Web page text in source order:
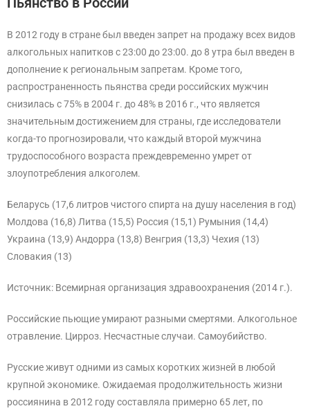
В 2012 году в стране был введен запрет на продажу всех видов
алкогольных напитков с 23:00 до 23:00. до 8 утра был введен в
дополнение к региональным запретам. Кроме того,
распространенность пьянства среди российских мужчин
снизилась с 75% в 2004 г. до 48% в 2016 г., что является
значительным достижением для страны, где исследователи
когда-то прогнозировали, что каждый второй мужчина
трудоспособного возраста преждевременно умрет от
злоупотребления алкоголем.
Беларусь (17,6 литров чистого спирта на душу населения в год)
Молдова (16,8) Литва (15,5) Россия (15,1) Румыния (14,4)
Украина (13,9) Андорра (13,8) Венгрия (13,3) Чехия (13)
Словакия (13)
Источник: Всемирная организация здравоохранения (2014 г.).
Российские пьющие умирают разными смертями. Алкогольное
отравление. Цирроз. Несчастные случаи. Самоубийство.
Русские живут одними из самых коротких жизней в любой
крупной экономике. Ожидаемая продолжительность жизни
россиянина в 2012 году составляла примерно 65 лет, по